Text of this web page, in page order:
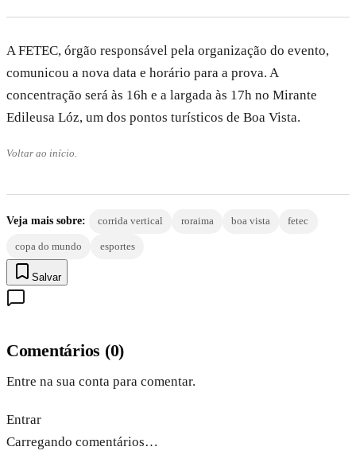
A FETEC, órgão responsável pela organização do evento,
comunicou a nova data e horário para a prova. A
concentração será às 16h e a largada às 17h no Mirante
Edileusa Lóz, um dos pontos turísticos de Boa Vista.
Voltar ao início.
Veja mais sobre: corrida vertical roraima boa vista fetec
copa do mundo esportes
Salvar
Comentários (0)
Entre na sua conta para comentar.
Entrar
Carregando comentários…